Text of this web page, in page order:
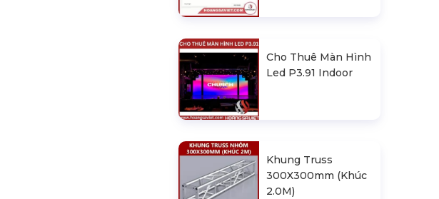
Cho Thuê Màn Hình
Led P3.91 Indoor
Khung Truss
300X300mm (Khúc
2.0M)